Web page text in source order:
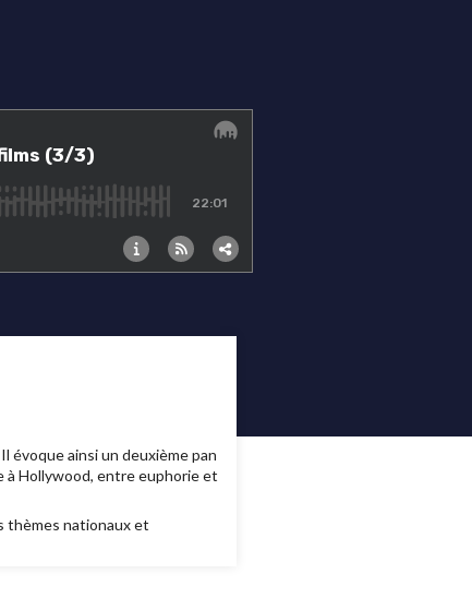
évoque ainsi un deuxième pan
à Hollywood, entre euphorie et
thèmes nationaux et